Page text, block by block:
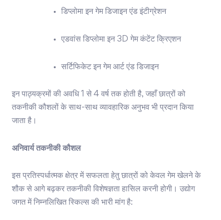
डिप्लोमा इन गेम डिजाइन एंड इंटीग्रेशन
एडवांस डिप्लोमा इन 3D गेम कंटेंट क्रिएशन
सर्टिफिकेट इन गेम आर्ट एंड डिजाइन
इन पाठ्यक्रमों की अवधि 1 से 4 वर्ष तक होती है, जहाँ छात्रों को
तकनीकी कौशलों के साथ-साथ व्यावहारिक अनुभव भी प्रदान किया
जाता है।
अनिवार्य तकनीकी कौशल
इस प्रतिस्पर्धात्मक क्षेत्र में सफलता हेतु छात्रों को केवल गेम खेलने के
शौक से आगे बढ़कर तकनीकी विशेषज्ञता हासिल करनी होगी। उद्योग
जगत में निम्नलिखित स्किल्स की भारी मांग है: